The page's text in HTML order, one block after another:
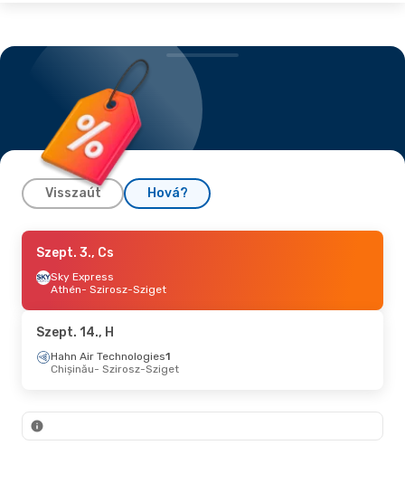
Visszaút Hová?
Szept. 6., V- Szept. 9., Sze
Sky Express
Bécs- Szirosz-Sziget
Szirosz-Sziget- Bécs
Szept. 19., Szo- Szept. 21., H
Szept. 3., Cs
Sky Express
Athén- Szirosz-Sziget
Szept. 14., H
Hahn Air Technologies1
Chișinău- Szirosz-Sziget